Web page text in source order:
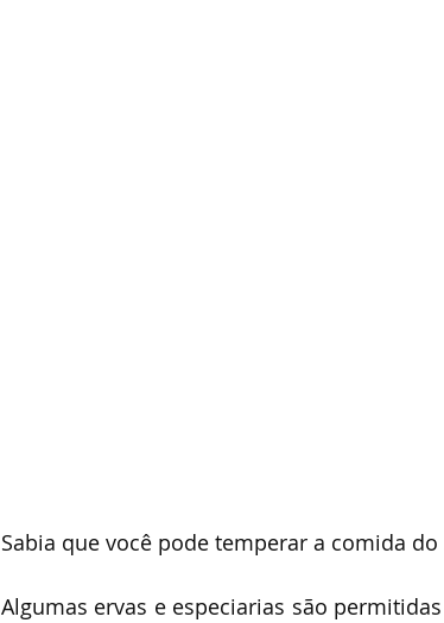
Sabia que você pode temperar a comida
Algumas ervas e especiarias são